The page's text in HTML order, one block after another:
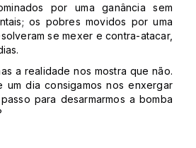
por uma ganância sem
os pobres movidos por uma
se mexer e contra-atacar,
a realidade nos mostra que não.
dia consigamos nos enxergar
para desarmarmos a bomba